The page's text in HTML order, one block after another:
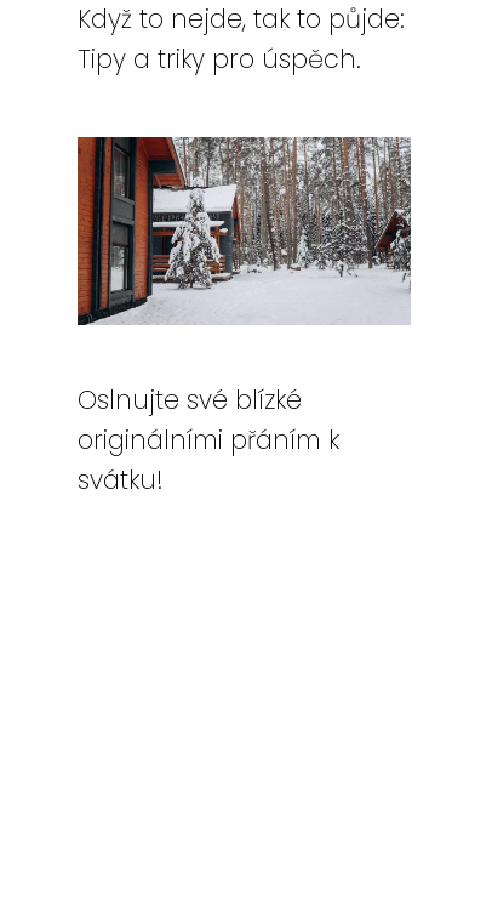
Když to nejde, tak to půjde:
Tipy a triky pro úspěch.
Oslnujte své blízké
originálními přáním k
svátku!